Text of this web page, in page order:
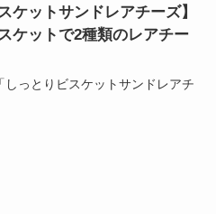
ケットサンドレアチーズ】
ケットで2種類のレアチー
っとりビスケットサンドレアチ